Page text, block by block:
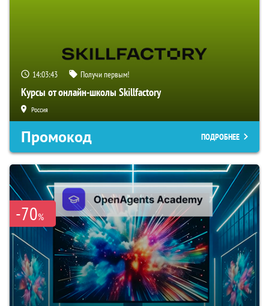
14:03:42 Получи первым!
Курсы от онлайн-школы Skillfactory
Россия
Промокод ПОДРОБНЕЕ
-70%